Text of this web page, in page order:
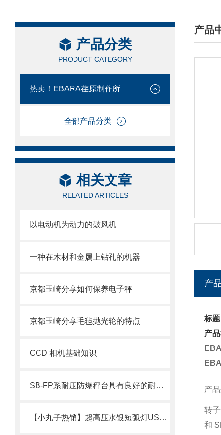
产品分类
PRODUCT CATEGORY
热卖！EBARA荏原制作所
全部产品分类
相关文章
RELATED ARTICLES
以电动机为动力的鼓风机
一种在木材和金属上钻孔的机器
京都玉崎分享如何保养电子秤
京都玉崎分享毛毡抛光轮的特点
CCD 相机基础知识
SB-FP系耐压防爆秤台具有良好的耐腐蚀性和耐磨损性
【小丸子热销】超高压水银短弧灯USH-3502DK
产品
/
产
标
产
产
转
和